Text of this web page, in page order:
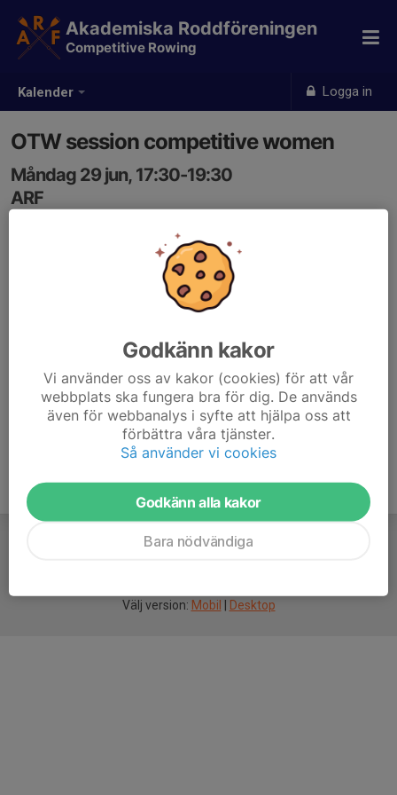
Kalender Logga in
Akademiska Roddföreningen
Competitive Rowing
OTW session competitive women
Måndag 29 jun, 17:30-19:30
ARF
Välj version: Mobil Desktop
Godkänn kakor
Vi använder oss av kakor (cookies) för att vår
webbplats ska fungera bra för dig. De används
även för webbanalys i syfte att hjälpa oss att
förbättra våra tjänster.
Så använder vi cookies
Godkänn alla kakor
Bara nödvändiga